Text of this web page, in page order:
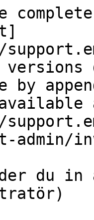
by
admin/
du